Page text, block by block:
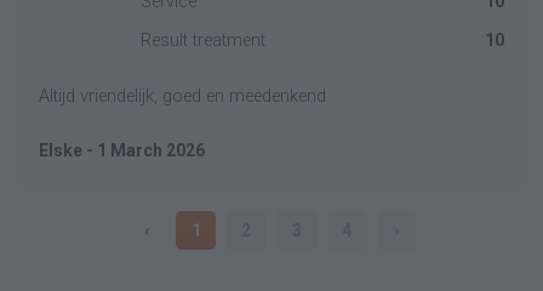
Result treatment
10
Altijd vriendelijk, goed en meedenkend.
Elske - 1 March 2026
‹ 1